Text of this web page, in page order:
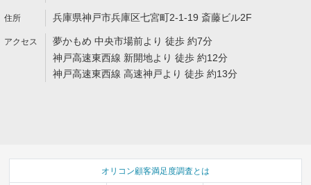
兵庫県神戸市兵庫区七宮町2-1-19 斎藤ビル2F
夢かもめ 中央市場前より 徒歩 約7分
神戸高速東西線 新開地より 徒歩 約12分
神戸高速東西線 高速神戸より 徒歩 約13分
オリコン顧客満足度調査とは